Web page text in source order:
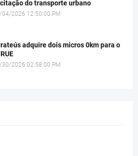
do transporte urbano
04/2026 12:50:00 PM
adquire dois micros 0km para o
30/2026 02:58:00 PM